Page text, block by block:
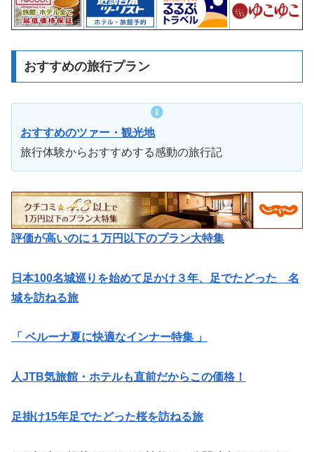
おすすめの旅行プラン
おすすめのツァー・観光地
旅行体験からおすすめする感動の旅行記
評価が高いのに１万円以下のプラン大特集
日本100名城巡りを始めて足かけ３年、足でたどった 名
城を訪ねる旅
「 ベルーナ夏に快適なインナー特集 」
人JTB気旅館・ホテルも直前だからこの価格！
足掛け15年足でたどった桜を訪ねる旅